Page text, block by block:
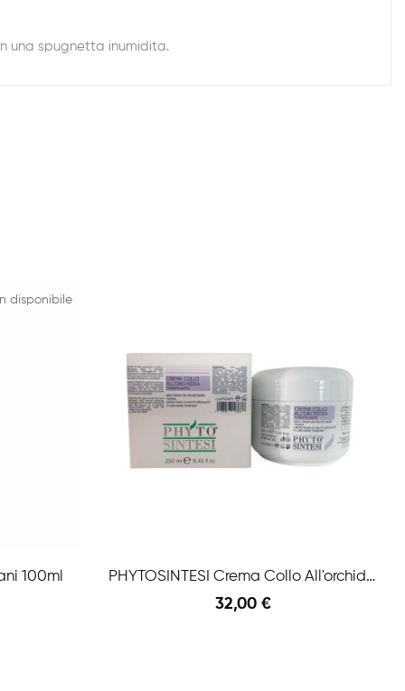
una spugnetta inumidita.
disponibile
100ml PHYTOSINTESI Crema Collo All'orchidea
32,00 €